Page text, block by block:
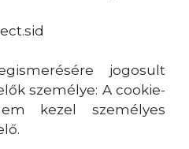
jogosult
személye: A cookie-
kezel személyes